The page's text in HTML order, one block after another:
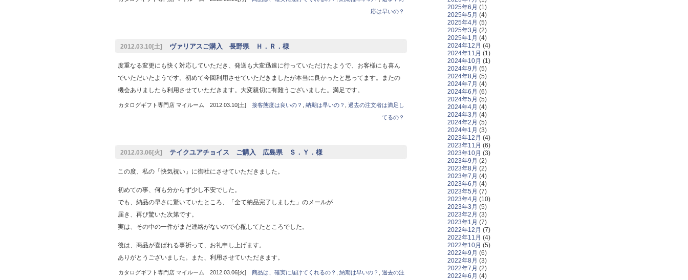
応は早いの？
2012.03.10[土] ヴァリアスご購入 長野県 Ｈ．Ｒ．様
度重なる変更にも快く対応していただき、発送も大変迅速に行っていただけたようで、お客様にも喜ん
でいただいたようです。初めて今回利用させていただきましたが本当に良かったと思ってます。またの
機会ありましたら利用させていただきます。大変親切に有難うございました。満足です。
カタログギフト専門店 マイルーム 2012.03.10[土] 接客態度は良いの？ 納期は早いの？
過去の注文者は満足し
てるの？
2012.03.06[火] テイクユアチョイス ご購入 広島県 Ｓ．Ｙ．様
この度、私の「快気祝い」に御社にさせていただきました。
初めての事、何も分からず少し不安でした。
でも、納品の早さに驚いていたところ、「全て納品完了しました」のメールが
届き、再び驚いた次第です。
実は、その中の一件がまだ連絡がないので心配してたところでした。
後は、商品が喜ばれる事祈って、お礼申し上げます。
ありがとうございました。また、利用させていただきます。
カタログギフト専門店 マイルーム 2012.03.06[火] 商品は、確実に届けてくれるの？ 納期は早いの？
過去の注
2025年6月 (1)
2025年5月 (4)
2025年4月 (5)
2025年3月 (2)
2025年1月 (4)
2024年12月 (4)
2024年11月 (1)
2024年10月 (1)
2024年9月 (5)
2024年8月 (5)
2024年7月 (4)
2024年6月 (6)
2024年5月 (5)
2024年4月 (4)
2024年3月 (4)
2024年2月 (5)
2024年1月 (3)
2023年12月 (4)
2023年11月 (6)
2023年10月 (3)
2023年9月 (2)
2023年8月 (2)
2023年7月 (4)
2023年6月 (4)
2023年5月 (7)
2023年4月 (10)
2023年3月 (5)
2023年2月 (3)
2023年1月 (7)
2022年12月 (7)
2022年11月 (4)
2022年10月 (5)
2022年9月 (6)
2022年8月 (3)
2022年7月 (2)
2022年6月 (4)